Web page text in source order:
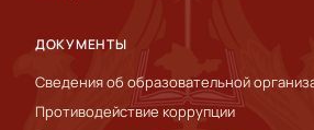
ДОКУМЕНТЫ
Сведения об образовательной
Противодействие коррупции